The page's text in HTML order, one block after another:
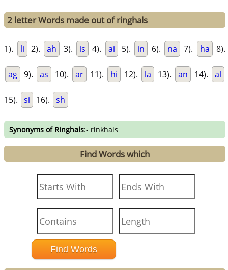
2 letter Words made out of ringhals
1). li 2). ah 3). is 4). ai 5). in 6). na 7). ha 8).
ag 9). as 10). ar 11). hi 12). la 13). an 14). al
15). si 16). sh
Synonyms of Ringhals:- rinkhals
Find Words which